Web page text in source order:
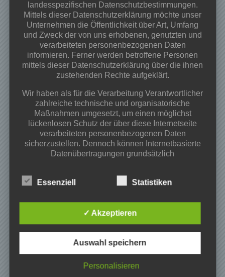
Neueste Beiträge
Dorffest 2026
Veranstaltungen & Angebote 2026
Frühjahrsputz 28.03.2026 ab 09:00 Uhr
Osterfeuer 02.04.2026 ab 18:00Uhr
Begegnungs-und Spieleabend
Kategorien
Projekte
Veranstaltungen
Vereinsinfos
Mai 2026
Februar 2026
November 2025
Oktober 2025
Juni 2025
April 2025
landesspezifischen Datenschutzbestimmungen.
Mittels dieser Datenschutzerklärung möchte unser
Unternehmen die Öffentlichkeit über Art, Umfang
und Zweck der von uns erhobenen, genutzten und
verarbeiteten personenbezogenen Daten
informieren. Ferner werden betroffene Personen
mittels dieser Datenschutzerklärung über die ihnen
zustehenden Rechte aufgeklärt.
Wir haben als für die Verarbeitung Verantwortlicher
zahlreiche technische und organisatorische
Maßnahmen umgesetzt, um einen möglichst
lückenlosen Schutz der über diese Internetseite
verarbeiteten personenbezogenen Daten
sicherzustellen. Dennoch können Internetbasierte
Datenübertragungen grundsätzlich
Schutz nicht gewährleistet werden kann. Aus
diesem Grund steht es jeder betroffenen Person
alternativen Wegen, beispielsweise telefonisch, an
uns zu übermitteln.
Begriffsbestimmungen
Die Datenschutzerklärung beruht auf den
Begrifflichkeiten, die durch den Europäischen
Essenziell Statistiken
✓ Akzeptieren
Auswahl speichern
Personalisieren